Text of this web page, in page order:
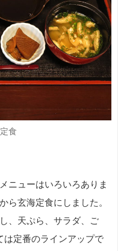
食
ニューはいろいろありま
ら玄海定食にしました。
、天ぷら、サラダ、ご
は定番のラインアップで